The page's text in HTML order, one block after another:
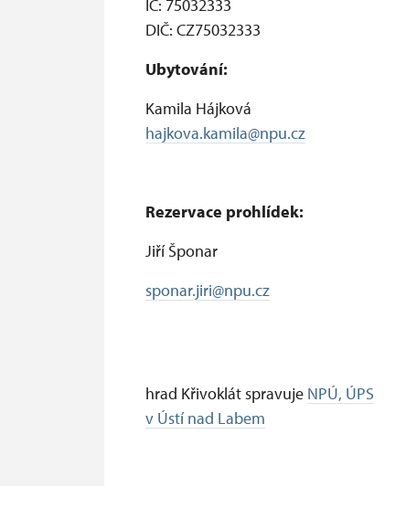
IČ: 75032333
DIČ: CZ75032333
Ubytování:
Kamila Hájková
hajkova.kamila@npu.cz
Rezervace prohlídek:
Jiří Šponar
sponar.jiri@npu.cz
hrad Křivoklát spravuje NPÚ, ÚPS
v Ústí nad Labem